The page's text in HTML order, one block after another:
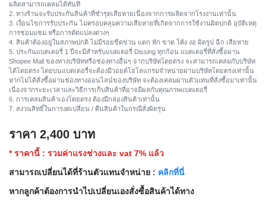
ผลิตสามารถเคลมได้ทันที
2. ทางร้านจะรับประกันสินค้าที่ชำรุดเสียหายเนื่องจากการผลิตจากโรงงานเท่านั้น
3. เงื่อนไขการรับประกัน ไม่ครอบคลุมความเสียหายที่เกิดจากการใช้งานผิดปกติ อุบัติเหตุ
การซ่อมแซม หรือการดัดแปลงต่างๆ
4. สินค้าต้องอยู่ในสภาพปกติ ไม่มีรอยขีดข่วน แตก หัก ขาด โค้ง งอ ผิดรูป ฉีก เสียหาย
5. ประกันแบตเตอรี่ 1 ปีจะมีสำหรับแบตเตอรี่ Dissing ทุกก้อน แบตเตอรี่ที่สั่งซื้อผ่าน
Shopee Mall ของทางบริษัทหรือช่องทางอื่นๆ จากบริษัทโดยตรง จะสามารถเคลมกับบริษัท
ได้โดยตรง โดยบนแบตเตอรี่จะต้องมีวอยด์โฮโลแกรมจำหน่ายผ่านบริษัทโดยตรงเท่านั้น
หากไม่ได้สั่งซื้อผ่านช่องทางออนไลน์ของบริษัท จะต้องเคลมผ่านตัวแทนที่สั่งซื้อมาเท่านั้น
เนื่องจากระยะเวลาและวิธีการเก็บสินค้าที่อาจมีผลกับคุณภาพแบตเตอรี่
6. การเคลมสินค้าเองโดยตรง ต้องมีกล่องสินค้าเท่านั้น
7. สงวนสิทธิ์ในการงดเปลี่ยน / คืนสินค้าในกรณีสั่งผิดรุ่น
ราคา 2,400 บาท
* ราคานี้ : รวมค่าแรงช่างและ vat 7% แล้ว
สามารถเปลี่ยนได้ที่ร้านตัวแทนจำหน่าย : คลิกที่นี่
หากลูกค้าต้องการนำไปเปลี่ยนเองสั่งซื้อสินค้าได้ทาง